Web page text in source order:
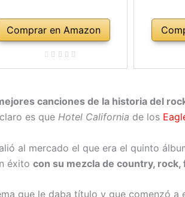
Comprar en Amazon
canciones de la historia del
es que Hotel California de los
al mercado el que era el quinto
éxito con su mezcla de country, rock,
que le daba título y que comenzó